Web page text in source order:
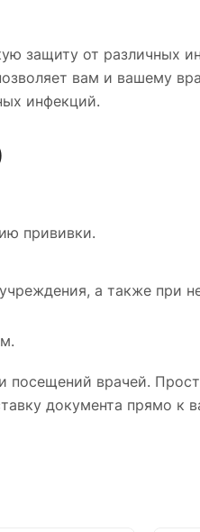
защиту от различных
вам и вашему
инфекций.
прививки.
а также при
посещений врачей.
документа прямо к